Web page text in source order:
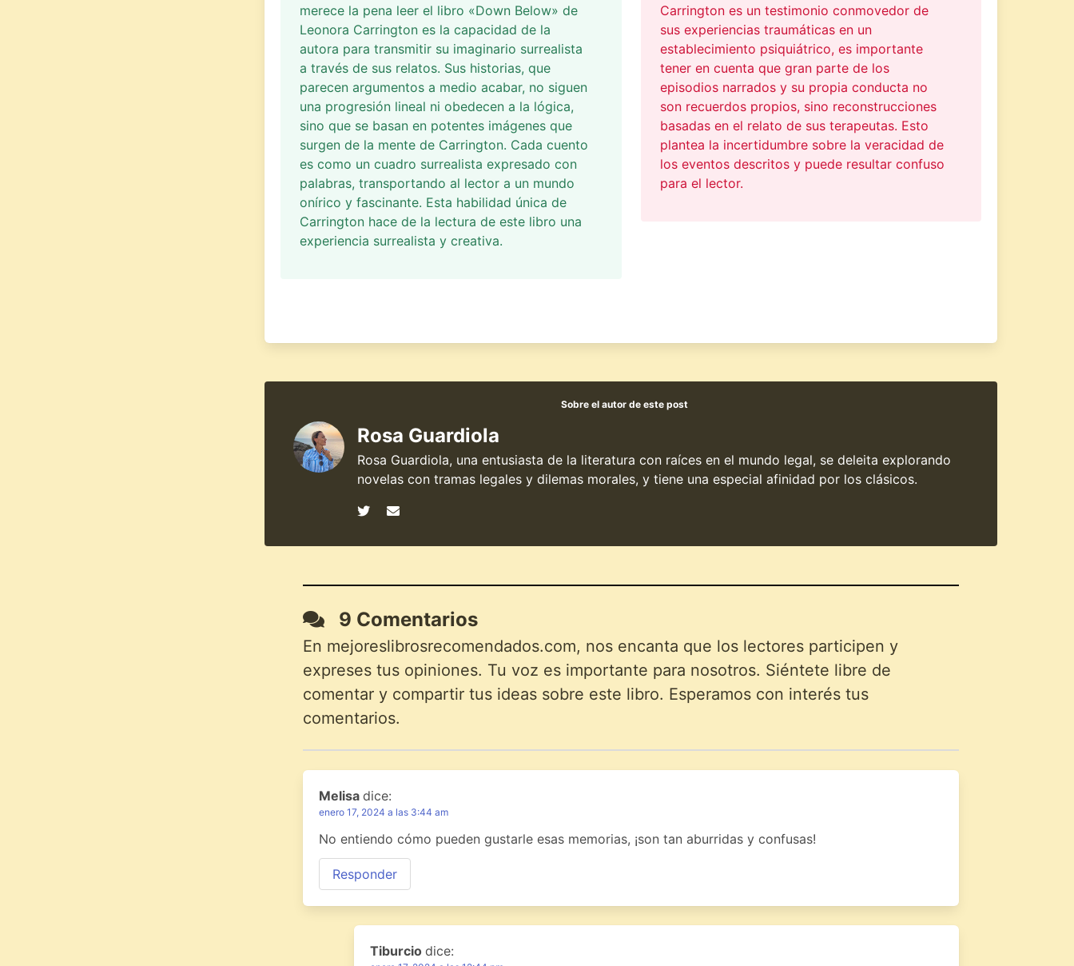
merece la pena leer el libro «Down Below» de
Leonora Carrington es la capacidad de la
autora para transmitir su imaginario surrealista
a través de sus relatos. Sus historias, que
parecen argumentos a medio acabar, no siguen
una progresión lineal ni obedecen a la lógica,
sino que se basan en potentes imágenes que
surgen de la mente de Carrington. Cada cuento
es como un cuadro surrealista expresado con
palabras, transportando al lector a un mundo
onírico y fascinante. Esta habilidad única de
Carrington hace de la lectura de este libro una
experiencia surrealista y creativa.
Carrington es un testimonio conmovedor de
sus experiencias traumáticas en un
establecimiento psiquiátrico, es importante
tener en cuenta que gran parte de los
episodios narrados y su propia conducta no
son recuerdos propios, sino reconstrucciones
basadas en el relato de sus terapeutas. Esto
plantea la incertidumbre sobre la veracidad de
los eventos descritos y puede resultar confuso
para el lector.
Sobre el autor de este post
Rosa Guardiola
Rosa Guardiola, una entusiasta de la literatura con raíces en el mundo legal, se deleita explorando
novelas con tramas legales y dilemas morales, y tiene una especial afinidad por los clásicos.
9 Comentarios
En mejoreslibrosrecomendados.com, nos encanta que los lectores participen y
expreses tus opiniones. Tu voz es importante para nosotros. Siéntete libre de
comentar y compartir tus ideas sobre este libro. Esperamos con interés tus
comentarios.
Melisadice:
enero 17, 2024 a las 3:44 am
No entiendo cómo pueden gustarle esas memorias, ¡son tan aburridas y confusas!
Responder
Tiburciodice: